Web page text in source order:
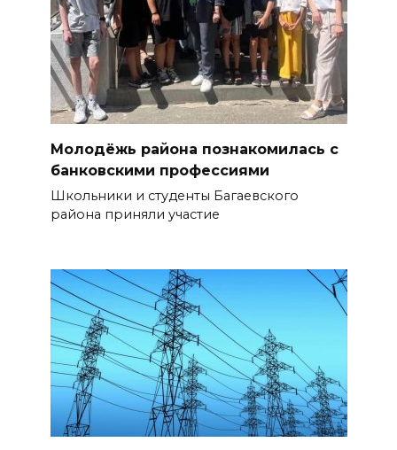
Молодёжь района познакомилась с
банковскими профессиями
Школьники и студенты Багаевского
района приняли участие